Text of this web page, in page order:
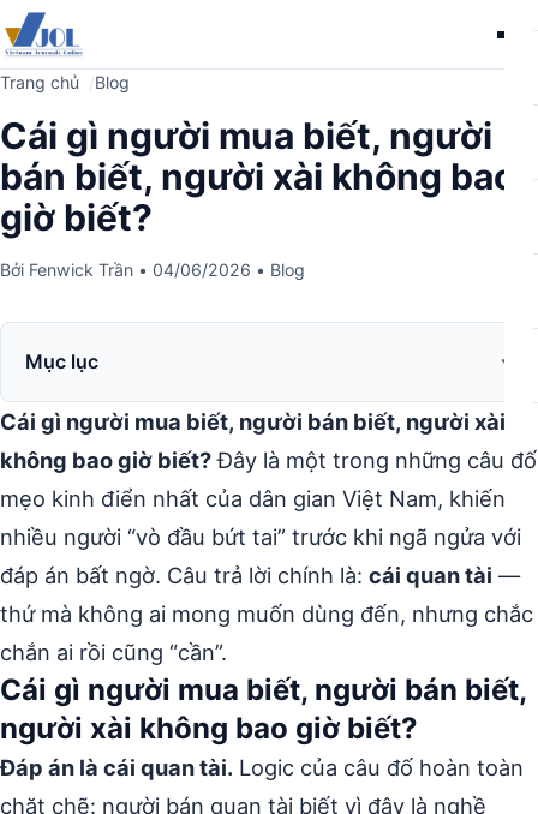
Trang chủ Blog
Cái gì người mua biết, người
bán biết, người xài không bao
giờ biết?
Bởi Fenwick Trần • 04/06/2026 • Blog
Mục lục
Cái gì người mua biết, người bán biết, người xài
không bao giờ biết?Đây là một trong những câu đố
mẹo kinh điển nhất của dân gian Việt Nam, khiến
nhiều người “vò đầu bứt tai” trước khi ngã ngửa với
đáp án bất ngờ. Câu trả lời chính là: cái quan tài —
thứ mà không ai mong muốn dùng đến, nhưng chắc
chắn ai rồi cũng “cần”.
Cái gì người mua biết, người bán biết,
người xài không bao giờ biết?
Đáp án là cái quan tài. Logic của câu đố hoàn toàn
chặt chẽ: người bán quan tài biết vì đây là nghề